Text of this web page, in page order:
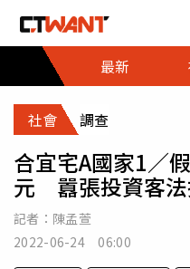
最新
社會 調查
合宜宅A國家1／
元 囂張投資客法
記者： 陳孟萱
2022-06-24 06:00